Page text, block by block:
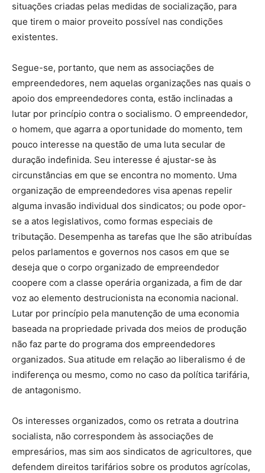
situações criadas pelas medidas de socialização, para
que tirem o maior proveito possível nas condições
existentes.
Segue-se, portanto, que nem as associações de
empreendedores, nem aquelas organizações nas quais o
apoio dos empreendedores conta, estão inclinadas a
lutar por princípio contra o socialismo. O empreendedor,
o homem, que agarra a oportunidade do momento, tem
pouco interesse na questão de uma luta secular de
duração indefinida. Seu interesse é ajustar-se às
circunstâncias em que se encontra no momento. Uma
organização de empreendedores visa apenas repelir
alguma invasão individual dos sindicatos; ou pode opor-
se a atos legislativos, como formas especiais de
tributação. Desempenha as tarefas que lhe são atribuídas
pelos parlamentos e governos nos casos em que se
deseja que o corpo organizado de empreendedor
coopere com a classe operária organizada, a fim de dar
voz ao elemento destrucionista na economia nacional.
Lutar por princípio pela manutenção de uma economia
baseada na propriedade privada dos meios de produção
não faz parte do programa dos empreendedores
organizados. Sua atitude em relação ao liberalismo é de
indiferença ou mesmo, como no caso da política tarifária,
de antagonismo.
Os interesses organizados, como os retrata a doutrina
socialista, não correspondem às associações de
empresários, mas sim aos sindicatos de agricultores, que
defendem direitos tarifários sobre os produtos agrícolas,